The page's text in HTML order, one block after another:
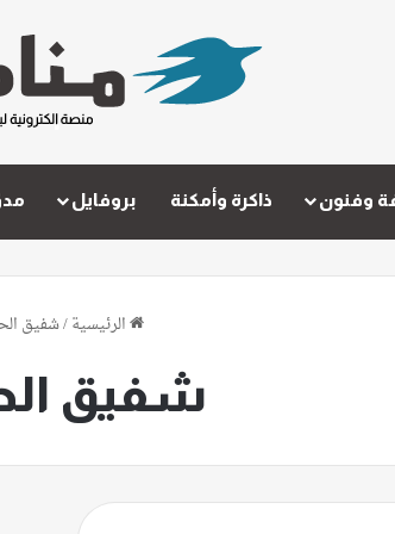
وفنون ذاكرة وأمكنة بروفايل
الرئيسية/شفيق
شفيق